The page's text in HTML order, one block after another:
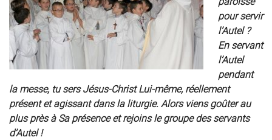
pour servir
l’Autel ?
En servant
l’Autel
pendant
la messe, tu sers Jésus-Christ Lui-même, réellement
présent et agissant dans la liturgie. Alors viens goûter au
plus près à Sa présence et rejoins le groupe des servants
d’Autel !